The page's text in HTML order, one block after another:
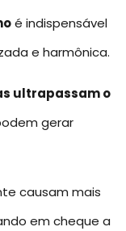
é indispensável
e harmônica.
ultrapassam o
gerar
causam mais
em cheque a